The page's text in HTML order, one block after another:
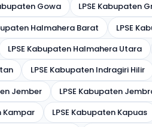
Gowa LPSE Kabupaten
Halmahera Barat
LPSE
LPSE Kabupaten Halmahera Utara
LPSE Kabupaten Indragiri Hilir
Jember LPSE Kabupaten
Kampar LPSE Kabupaten Kapuas